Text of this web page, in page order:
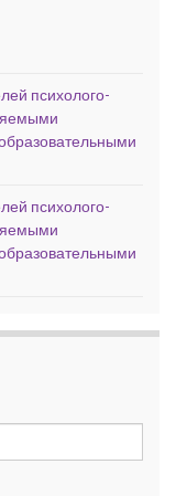
психолого-
психолого-